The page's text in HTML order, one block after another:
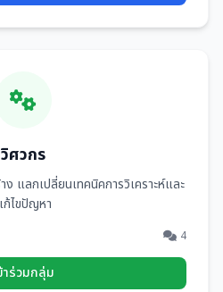
วิศวกร
แลกเปลี่ยนเทคนิคการวิเคราะห์และ
ก้ไขปัญหา
4
าร่วมกลุ่ม